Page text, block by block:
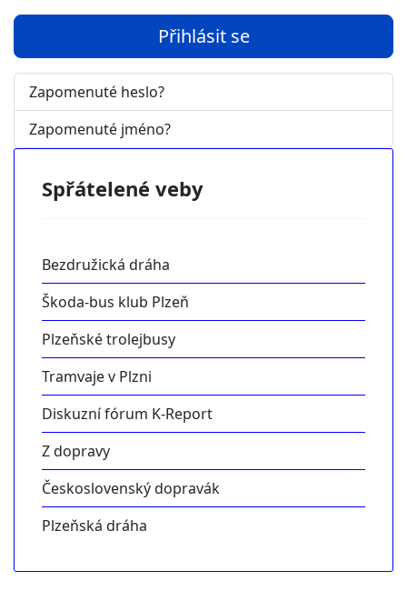
Přihlásit se
Zapomenuté heslo?
Zapomenuté jméno?
Spřátelené veby
Bezdružická dráha
Škoda-bus klub Plzeň
Plzeňské trolejbusy
Tramvaje v Plzni
Diskuzní fórum K-Report
Z dopravy
Československý dopravák
Plzeňská dráha